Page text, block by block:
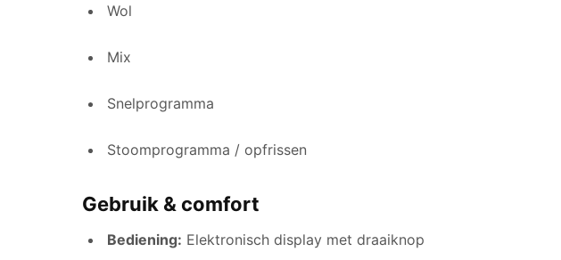
Wol
Mix
Snelprogramma
Stoomprogramma / opfrissen
Gebruik & comfort
Bediening: Elektronisch display met draaiknop